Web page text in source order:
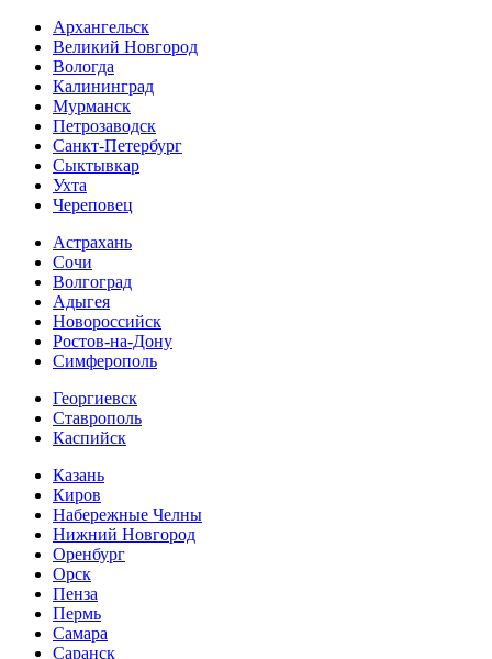
Архангельск
Великий Новгород
Вологда
Калининград
Мурманск
Петрозаводск
Санкт-Петербург
Сыктывкар
Ухта
Череповец
Астрахань
Сочи
Волгоград
Адыгея
Новороссийск
Ростов-на-Дону
Симферополь
Георгиевск
Ставрополь
Каспийск
Казань
Киров
Набережные Челны
Нижний Новгород
Оренбург
Орск
Пенза
Пермь
Самара
Саранск